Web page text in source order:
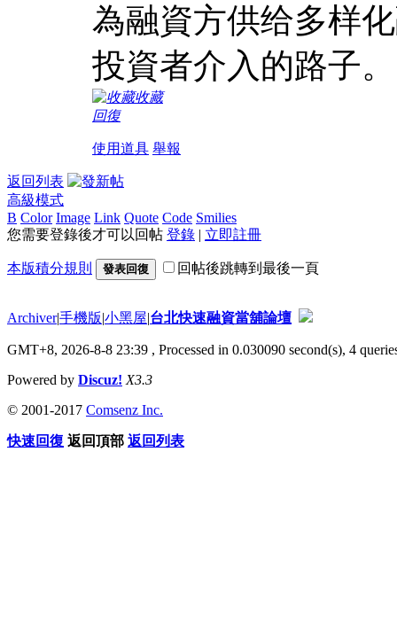
為融資方供给多样
投資者介入的路子。
收藏
回復
使用道具 舉報
返回列表
高級模式
B Color Image Link Quote Code Smilies
您需要登錄後才可以回帖 登錄 | 立即註冊
本版積分規則 發表回復 回帖後跳轉到最後一頁
Archiver|手機版|小黑屋|台北快速融資當舖論壇
GMT+8, 2026-8-8 23:39 , Processed in 0.030090 second(s), 4
Powered by Discuz! X3.3
© 2001-2017 Comsenz Inc.
快速回復 返回頂部 返回列表